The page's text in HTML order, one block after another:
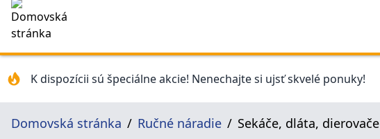
K dispozícii sú špeciálne akcie! Nenechajte si ujsť skvelé ponuky!
Domovská stránka Ručné náradie Sekáče, dláta, dierovače